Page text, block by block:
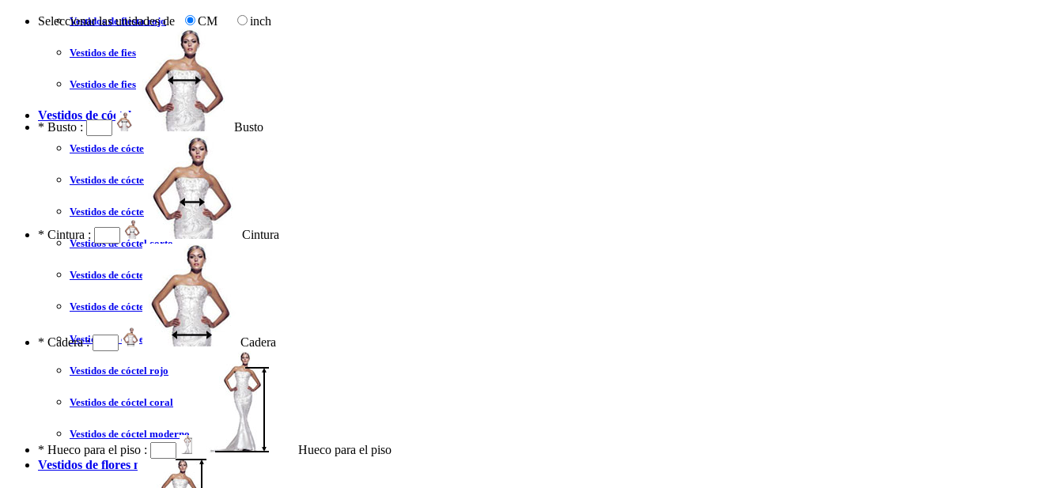
Vestidos de fiesta rojo
Vestidos de fiesta amarillo
Vestidos de fiesta azul
Vestidos de cóctel
Vestidos de cóctel liquidación y venta
Vestidos de cóctel 2023
Vestidos de cóctel largo
Vestidos de cóctel corto
Vestidos de cóctel tallas grandes
Vestidos de cóctel sin tirantes
Vestidos de cóctel azul
Vestidos de cóctel rojo
Vestidos de cóctel coral
Vestidos de cóctel moderno
Vestidos de flores niña
Seleccionar las unidades de CM inch
* Busto : Busto
* Cintura : Cintura
* Cadera : Cadera
* Hueco para el piso : Hueco para el piso